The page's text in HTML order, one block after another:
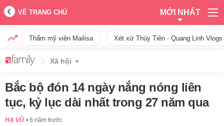
VỀ TRANG CHỦ MỚI NHẤT
Thẩm mỹ viện Mailisa Xét xử Thùy Tiên - Quang Linh
Xã hội
Bắc bộ đón 14 ngày nắng nóng liên
tục, kỷ lục dài nhất trong 27 năm qua
HẠ VŨ 6 năm trước